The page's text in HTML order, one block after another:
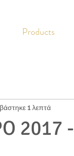
Products
2017
1 λεπτά